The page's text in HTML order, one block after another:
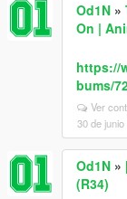
Od1N »
On |
https://
bums/
Ver
30 de
Od1N »
(R34)